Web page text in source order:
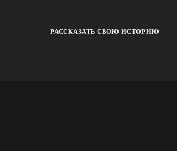
РАССКАЗАТЬ СВОЮ ИСТОРИЮ